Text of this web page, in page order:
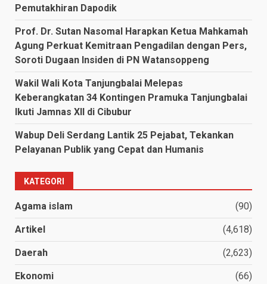
Pemutakhiran Dapodik
Prof. Dr. Sutan Nasomal Harapkan Ketua Mahkamah
Agung Perkuat Kemitraan Pengadilan dengan Pers,
Soroti Dugaan Insiden di PN Watansoppeng
Wakil Wali Kota Tanjungbalai Melepas
Keberangkatan 34 Kontingen Pramuka Tanjungbalai
Ikuti Jamnas XII di Cibubur
Wabup Deli Serdang Lantik 25 Pejabat, Tekankan
Pelayanan Publik yang Cepat dan Humanis
KATEGORI
Agama islam (90)
Artikel (4,618)
Daerah (2,623)
Ekonomi (66)